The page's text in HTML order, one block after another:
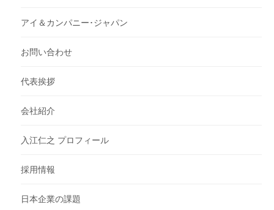
アイ＆カンパニー･ジャパン
お問い合わせ
代表挨拶
会社紹介
入江仁之 プロフィール
採用情報
日本企業の課題